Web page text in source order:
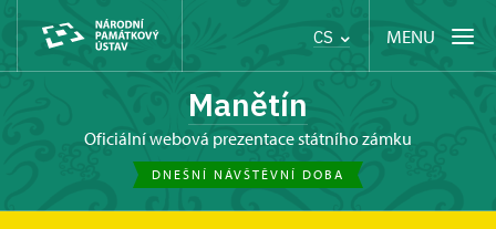
CS MENU
Manětín
oficiální webová prezentace státního zámku
DNEŠNÍ NÁVŠTĚVNÍ DOBA